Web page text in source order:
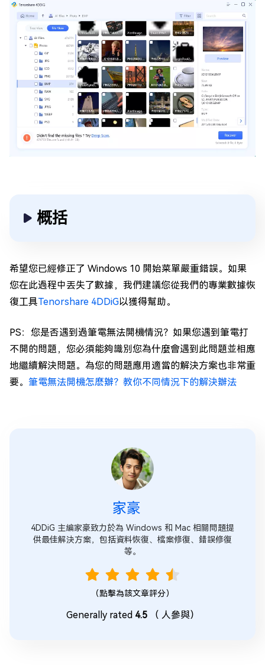
概括
希望您已經修正了 Windows 10 開始菜單嚴重錯誤。如果
您在此過程中丟失了數據，我們建議您從我們的專業數據恢
復工具Tenorshare 4DDiG以獲得幫助。
PS：您是否遇到過筆電無法開機情況？如果您遇到筆電打
不開的問題，您必須能夠識別您為什麼會遇到此問題並相應
地繼續解決問題。為您的問題應用適當的解決方案也非常重
要。 筆電無法開機怎麽辦？教你不同情況下的解決辦法
家豪
4DDiG 主編家豪致力於為 Windows 和 Mac 相關問題提
供最佳解決方案，包括資料恢復、檔案修復、錯誤修復
等。
（點擊為該文章評分）
Generally rated 4.5（ 人參與）